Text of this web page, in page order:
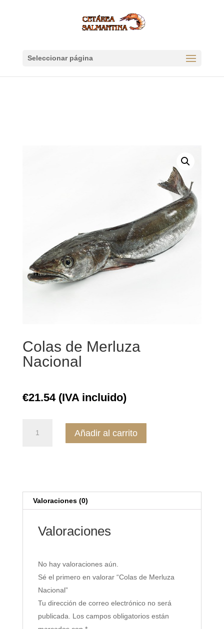
Seleccionar página
Colas de Merluza
Nacional
€21.54 (IVA incluido)
Añadir al carrito
Valoraciones (0)
Valoraciones
No hay valoraciones aún.
Sé el primero en valorar “Colas de Merluza
Nacional”
Tu dirección de correo electrónico no será
publicada. Los campos obligatorios están